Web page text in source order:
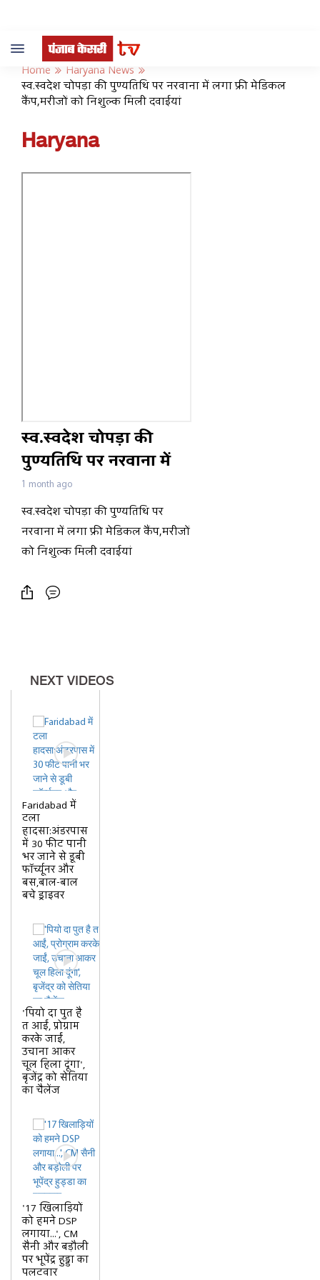
Toggle
navigation
Home
Haryana News
स्व.स्वदेश चोपड़ा की पुण्यतिथि पर नरवाना में लगा फ्री मेडिकल
कैंप,मरीजों को निशुल्क मिली दवाईयां
Haryana
स्व.स्वदेश चोपड़ा की
पुण्यतिथि पर नरवाना में
लगा फ्री मेडिकल
कैंप,मरीजों को निशुल्क
मिली दवाईयां
1 month ago
स्व.स्वदेश चोपड़ा की पुण्यतिथि पर
नरवाना में लगा फ्री मेडिकल कैंप,मरीजों
को निशुल्क मिली दवाईयां
NEXT VIDEOS
Faridabad में
टला
हादसा:अंडरपास
में 30 फीट पानी
भर जाने से डूबी
फॉर्च्यूनर और
बस,बाल-बाल
बचे ड्राइवर
'पियो दा पुत है
त आईं, प्रोग्राम
करके जाईं,
उचाना आकर
चूल हिला दूंगा',
बृजेंद्र को सेतिया
का चैलेंज
'17 खिलाड़ियों
को हमने DSP
लगाया...', CM
सैनी और बड़ौली
पर भूपेंद्र हुड्डा का
पलटवार